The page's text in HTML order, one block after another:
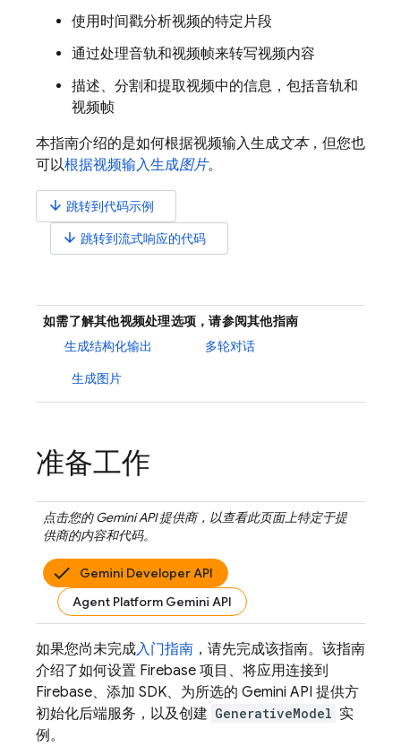
使用时间戳分析视频的特定片段
通过处理音轨和视频帧来转写视频内容
描述、分割和提取视频中的信息，包括音轨和
视频帧
本指南介绍的是如何根据视频输入生成文本，但您也
可以根据视频输入生成图片。
arrow_downward 跳转到代码示例
arrow_downward 跳转到流式响应的代码
如需了解其他视频处理选项，请参阅其他指南
生成结构化输出
多轮对话
生成图片
准备工作
点击您的Gemini API提供商，以查看此页面上特定于提
供商的内容和代码。
Gemini Developer API
Agent Platform Gemini API
如果您尚未完成入门指南 ，请先完成该指南。该指南
介绍了如何设置 Firebase 项目、将应用连接到
Firebase、添加 SDK、为所选的 Gemini API 提供方
初始化后端服务，以及创建 GenerativeModel 实
例。